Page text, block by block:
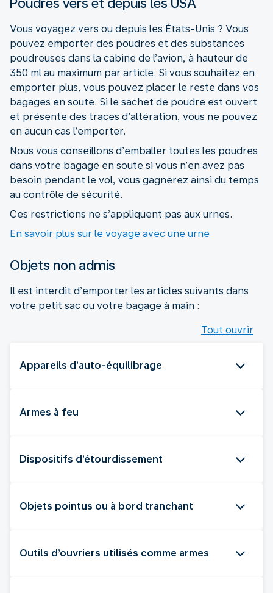
Vous voyagez vers ou depuis les États-Unis ? Vous
pouvez emporter des poudres et des substances
poudreuses dans la cabine de l’avion, à hauteur de
350 ml au maximum par article. Si vous souhaitez en
emporter plus, vous pouvez placer le reste dans vos
bagages en soute. Si le sachet de poudre est ouvert
et présente des traces d’altération, vous ne pouvez
en aucun cas l’emporter.
Nous vous conseillons d’emballer toutes les poudres
dans votre bagage en soute si vous n’en avez pas
besoin pendant le vol, vous gagnerez ainsi du temps
au contrôle de sécurité.
Ces restrictions ne s’appliquent pas aux urnes.
En savoir plus sur le voyage avec une urne
Objets non admis
Il est interdit d’emporter les articles suivants dans
votre petit sac ou votre bagage à main :
Tout ouvrir
Appareils d’auto-équilibrage
Armes à feu
Dispositifs d’étourdissement
Objets pointus ou à bord tranchant
Outils d’ouvriers utilisés comme armes